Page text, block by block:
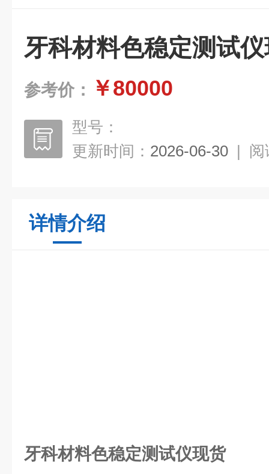
牙科材料色稳定测试
参考价： ￥80000
型号：
更新时间： 2026-06-30 | 阅
详情介绍
牙科材料色稳定测试仪现货